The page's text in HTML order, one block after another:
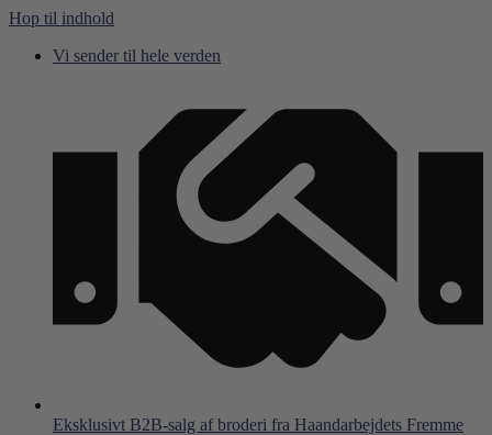
Hop til indhold
Vi sender til hele verden
Eksklusivt B2B-salg af broderi fra Haandarbejdets Fremme